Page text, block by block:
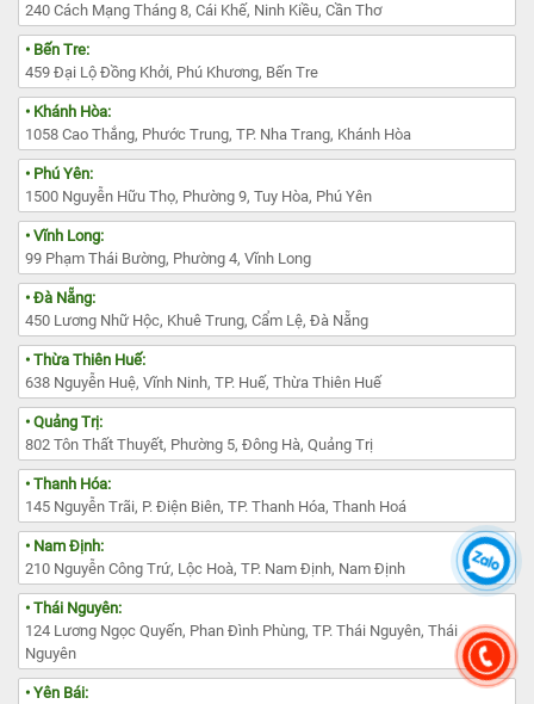
240 Cách Mạng Tháng 8, Cái Khế, Ninh Kiều, Cần Thơ
• Bến Tre:
459 Đại Lộ Đồng Khởi, Phú Khương, Bến Tre
• Khánh Hòa:
1058 Cao Thắng, Phước Trung, TP. Nha Trang, Khánh Hòa
• Phú Yên:
1500 Nguyễn Hữu Thọ, Phường 9, Tuy Hòa, Phú Yên
• Vĩnh Long:
99 Phạm Thái Bường, Phường 4, Vĩnh Long
• Đà Nẵng:
450 Lương Nhữ Hộc, Khuê Trung, Cẩm Lệ, Đà Nẵng
• Thừa Thiên Huế:
638 Nguyễn Huệ, Vĩnh Ninh, TP. Huế, Thừa Thiên Huế
• Quảng Trị:
802 Tôn Thất Thuyết, Phường 5, Đông Hà, Quảng Trị
• Thanh Hóa:
145 Nguyễn Trãi, P. Điện Biên, TP. Thanh Hóa, Thanh Hoá
• Nam Định:
210 Nguyễn Công Trứ, Lộc Hoà, TP. Nam Định, Nam Định
• Thái Nguyên:
124 Lương Ngọc Quyến, Phan Đình Phùng, TP. Thái Nguyên, Thái
Nguyên
• Yên Bái: